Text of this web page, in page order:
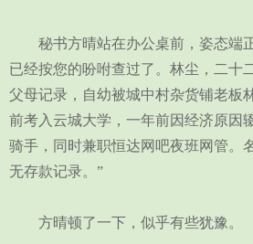
秘书方晴站在办公桌前，姿态端正
已经按您的吩咐查过了。林尘，二十
父母记录，自幼被城中村杂货铺老板
前考入云城大学，一年前因经济原因
骑手，同时兼职恒达网吧夜班网管。
无存款记录。”
方晴顿了一下，似乎有些犹豫。